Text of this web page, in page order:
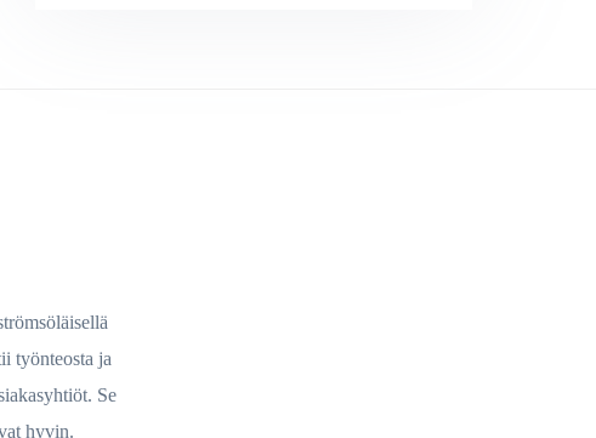
työnteosta ja
Se
hyvin.